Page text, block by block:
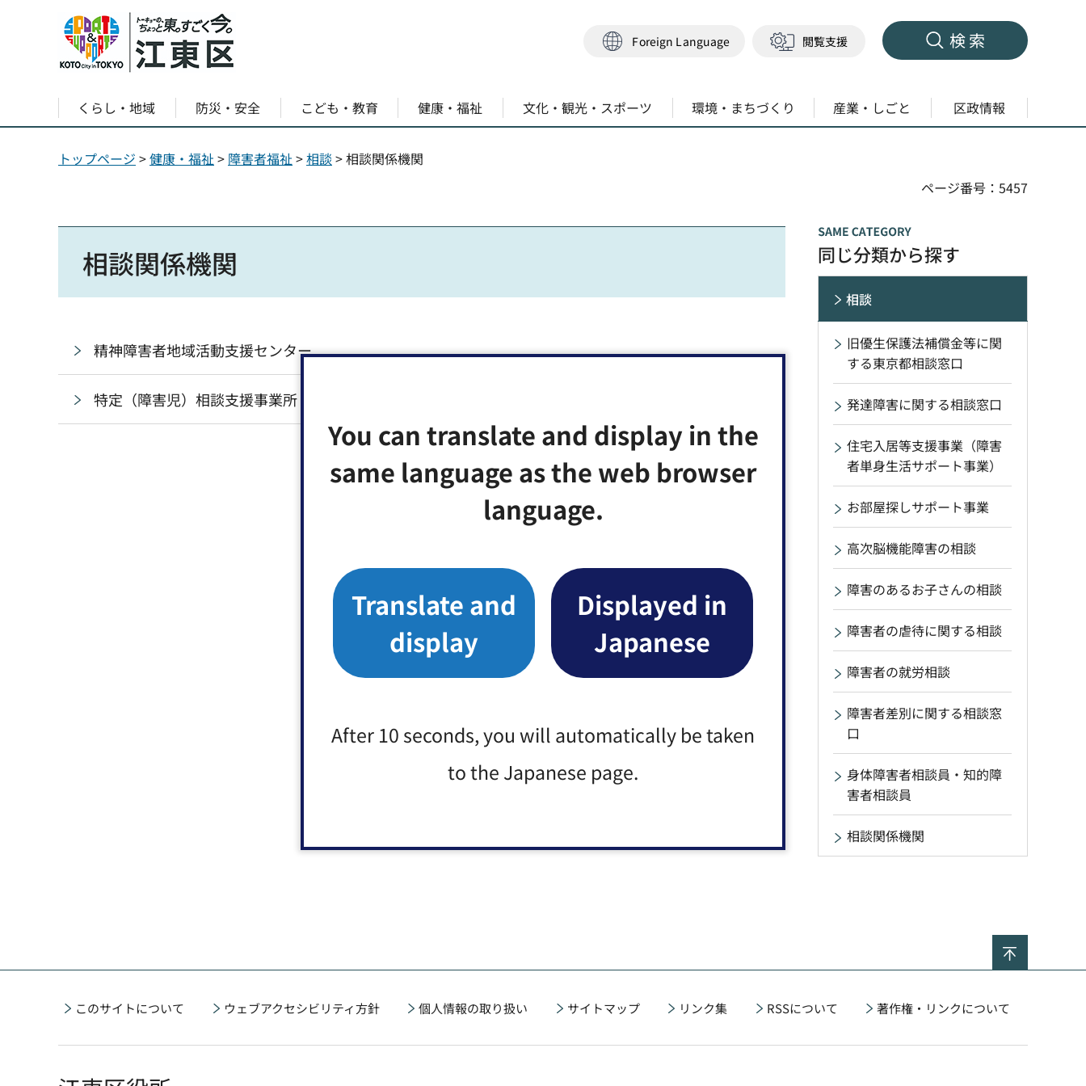
You can translate and display in the
same language as the web browser
language.
Translate and
display
Displayed in
Japanese
After 10 seconds, you will automatically be taken
to the Japanese page.
Foreign Language 閲覧支援 検索
くらし・地域 防災・安全 こども・教育 健康・福祉 文化・観光・スポーツ 環境・まちづくり 産業・しごと 区政情報
トップページ >健康・福祉 > 障害者福祉 >相談 > 相談関係機関
ページ番号：5457
相談関係機関
精神障害者地域活動支援センター
特定（障害児）相談支援事業所
同じ分類から探す
相談
旧優生保護法補償金等に関
する東京都相談窓口
発達障害に関する相談窓口
住宅入居等支援事業（障害
者単身生活サポート事業）
お部屋探しサポート事業
高次脳機能障害の相談
障害のあるお子さんの相談
障害者の虐待に関する相談
障害者の就労相談
障害者差別に関する相談窓
口
身体障害者相談員・知的障
害者相談員
相談関係機関
このサイトについて ウェブアクセシビリティ方針 個人情報の取り扱い サイトマップ リンク集 RSSについて 著作権・リンクについて